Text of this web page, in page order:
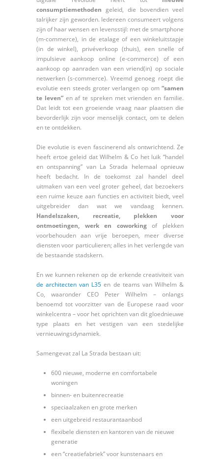
consumptiemethoden geleid, die bovendien veel
talrijker zijn geworden. Iedereen consumeert volgens
zijn of haar wensen en levensstijl: met de smartphone
(m-commerce), in de etalage of een winkeluitstapje
(in de winkel), privéverkoop (thuis), een snelle of
impulsieve aankoop online (e-commerce) of een
aankoop op aanraden van een vriend(in) op sociale
netwerken (s-commerce). Vreemd genoeg roept die
evolutie een steeds groter verlangen op om “samen
te leven”en af te spreken met vrienden en familie.
Dat leidt tot een groeiende vraag naar plaatsen die
bevorderlijk zijn voor menselijk contact, om te delen
en te ontdekken.
Die evolutie is even fascinerend als ontwrichtend. Ze
heeft ertoe geleid dat Wilhelm & Co het luik “handel
en ontspanning” van La Strada helemaal opnieuw
heeft bedacht. In de toekomst zal handel deel
uitmaken van een veel groter geheel, dat bezoekers
een ruime keuze aan functies en activiteit biedt, veel
uitgebreider dan wat we vandaag kennen.
Handelszaken, recreatie, plekken voor
ontmoetingen, werk en coworkingof plekken
voorbehouden aan vrije beroepen, meer diverse
diensten voor particulieren; alles in het verlengde van
de bestaande stadskern.
En we kunnen rekenen op de erkende creativiteit van
de architecten van L35 en de teams van Wilhelm &
Co, waaronder CEO Peter Wilhelm – onlangs
benoemd tot voorzitter van de Europese raad voor
winkelcentra – voor het oprichten van dit gloednieuwe
type plaats en het vestigen van een stedelijke
vernieuwingsdynamiek.
Samengevat zal La Strada bestaan uit:
600 nieuwe, moderne en comfortabele
woningen
binnen- en buitenrecreatie
speciaalzaken en grote merken
een uitgebreid restaurantaanbod
flexibele diensten en kantoren van de nieuwe
generatie
een “creatiefabriek” voor kunstenaars en